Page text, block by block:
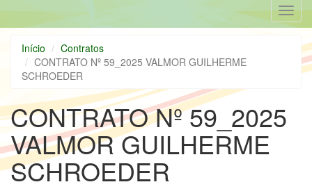
Início
Contratos
CONTRATO Nº 59_2025 VALMOR GUILHERME
SCHROEDER
CONTRATO Nº 59_2025
VALMOR GUILHERME
SCHROEDER